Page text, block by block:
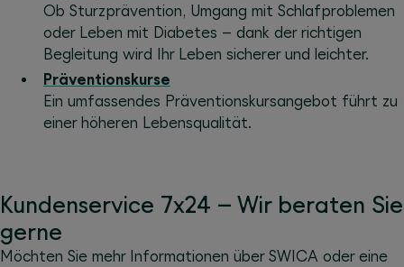
Ob Sturzprävention, Umgang mit Schlafproblemen
oder Leben mit Diabetes – dank der richtigen
Begleitung wird Ihr Leben sicherer und leichter.
Präventionskurse
Ein umfassendes Präventionskursangebot führt zu
einer höheren Lebensqualität.
Kundenservice 7x24 – Wir beraten Sie
gerne
Möchten Sie mehr Informationen über SWICA oder eine